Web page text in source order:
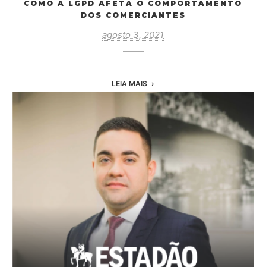
COMO A LGPD AFETA O COMPORTAMENTO
DOS COMERCIANTES
agosto 3, 2021
LEIA MAIS